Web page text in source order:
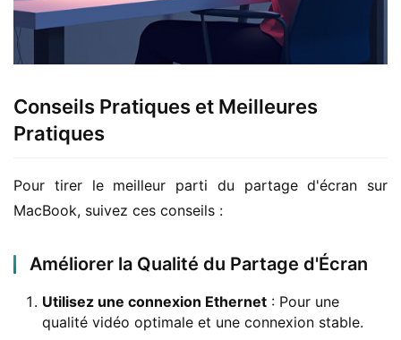
Conseils Pratiques et Meilleures
Pratiques
Pour tirer le meilleur parti du partage d'écran sur
MacBook, suivez ces conseils :
Améliorer la Qualité du Partage d'Écran
Utilisez une connexion Ethernet : Pour une
qualité vidéo optimale et une connexion stable.